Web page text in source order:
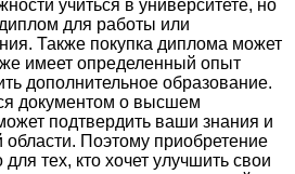
учиться в университете, но
для работы или
Также покупка диплома может
имеет определенный опыт
дополнительное образование.
документом о высшем
подтвердить ваши знания и
Поэтому приобретение
тех, кто хочет улучшить свои